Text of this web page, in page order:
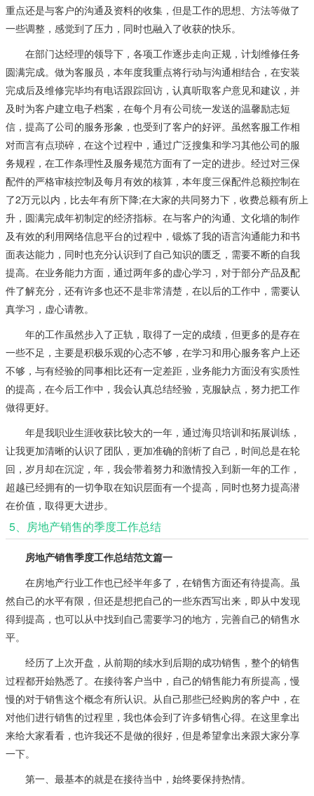
重点还是与客户的沟通及资料的收集，但是工作的思想、方法等做了
一些调整，感觉到了压力，同时也融入了收获的快乐。
在部门达经理的领导下，各项工作逐步走向正规，计划维修任务
圆满完成。做为客服员，本年度我重点将行动与沟通相结合，在安装
完成后及维修完毕均有电话跟踪回访，认真听取客户意见和建议，并
及时为客户建立电子档案，在每个月有公司统一发送的温馨励志短
信，提高了公司的服务形象，也受到了客户的好评。虽然客服工作相
对而言有点琐碎，在这个过程中，通过广泛搜集和学习其他公司的服
务规程，在工作条理性及服务规范方面有了一定的进步。经过对三保
配件的严格审核控制及每月有效的核算，本年度三保配件总额控制在
了2万元以内，比去年有所下降;在大家的共同努力下，收费总额有所上
升，圆满完成年初制定的经济指标。在与客户的沟通、文化墙的制作
及有效的利用网络信息平台的过程中，锻炼了我的语言沟通能力和书
面表达能力，同时也充分认识到了自己知识的匮乏，需要不断的自我
提高。在业务能力方面，通过两年多的虚心学习，对于部分产品及配
件了解充分，还有许多也还不是非常清楚，在以后的工作中，需要认
真学习，虚心请教。
年的工作虽然步入了正轨，取得了一定的成绩，但更多的是存在
一些不足，主要是积极乐观的心态不够，在学习和用心服务客户上还
不够，与有经验的同事相比还有一定差距，业务能力方面没有实质性
的提高，在今后工作中，我会认真总结经验，克服缺点，努力把工作
做得更好。
年是我职业生涯收获比较大的一年，通过海贝培训和拓展训练，
让我更加清晰的认识了团队，更加准确的剖析了自己，时间总是在轮
回，岁月却在沉淀，年，我会带着努力和激情投入到新一年的工作，
超越已经拥有的一切争取在知识层面有一个提高，同时也努力提高潜
在价值，取得更大进步。
5、房地产销售的季度工作总结
房地产销售季度工作总结范文篇一
在房地产行业工作也已经半年多了，在销售方面还有待提高。虽
然自己的水平有限，但还是想把自己的一些东西写出来，即从中发现
得到提高，也可以从中找到自己需要学习的地方，完善自己的销售水
平。
经历了上次开盘，从前期的续水到后期的成功销售，整个的销售
过程都开始熟悉了。在接待客户当中，自己的销售能力有所提高，慢
慢的对于销售这个概念有所认识。从自己那些已经购房的客户中，在
对他们进行销售的过程里，我也体会到了许多销售心得。在这里拿出
来给大家看看，也许我还不是做的很好，但是希望拿出来跟大家分享
一下。
第一、最基本的就是在接待当中，始终要保持热情。